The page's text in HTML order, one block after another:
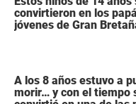
convirtieron en los
jóvenes de Gran
A los 8 años estuvo a
morir… y con el tiempo se